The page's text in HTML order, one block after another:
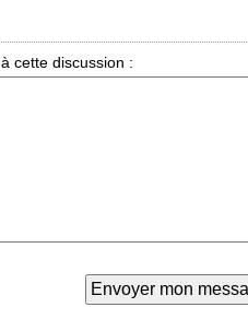
à cette discussion :